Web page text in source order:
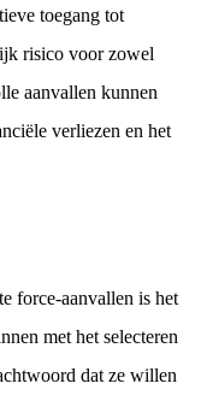
toegang tot
risico voor zowel
aanvallen kunnen
verliezen en het
force-aanvallen is het
met het selecteren
dat ze willen